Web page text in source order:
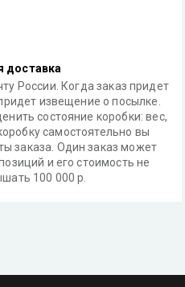
доставка
России. Когда заказ придет
извещение о посылке.
состояние коробки: вес,
самостоятельно вы
заказа. Один заказ может
и его стоимость не
100 000 р.